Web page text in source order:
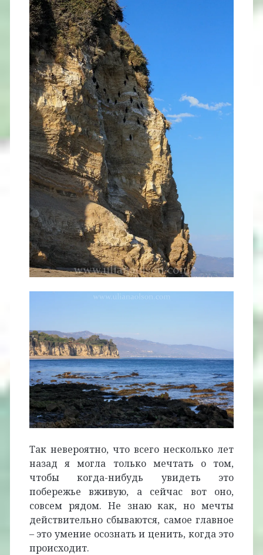
Так невероятно, что всего несколько лет
назад я могла только мечтать о том,
чтобы когда-нибудь увидеть это
побережье вживую, а сейчас вот оно,
совсем рядом. Не знаю как, но мечты
действительно сбываются, самое главное
– это умение осознать и ценить, когда это
происходит.